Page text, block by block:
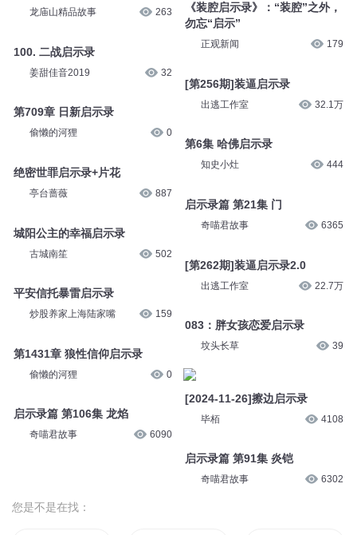
龙庙山精品故事 263
100. 二战启示录
姜甜佳音2019 32
第709章 日新启示录
偷懒的河狸 0
绝密世罪启示录+片花
亭台蔷薇 887
城阳公主的幸福启示录
古城南笙 502
平安信托暴雷启示录
炒股养家上海陆家嘴 159
第1431章 狼性信仰启示录
偷懒的河狸 0
启示录篇 第106集 龙焰
奇喵君故事 6090
《装腔启示录》：“装腔”之外，
勿忘“启示”
正观新闻 179
[第256期]装逼启示录
出逃工作室 32.1万
第6集 哈佛启示录
知史小灶 444
启示录篇 第21集 门
奇喵君故事 6365
[第262期]装逼启示录2.0
出逃工作室 22.7万
083：胖女孩恋爱启示录
坟头长草 39
[2024-11-26]擦边启示录
毕栢 4108
启示录篇 第91集 炎铠
奇喵君故事 6302
您是不是在找：